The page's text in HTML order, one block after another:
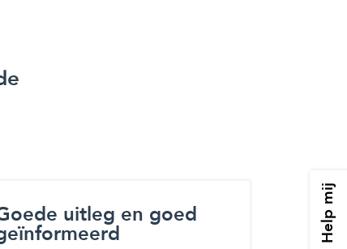
Help mij
uitleg en goed